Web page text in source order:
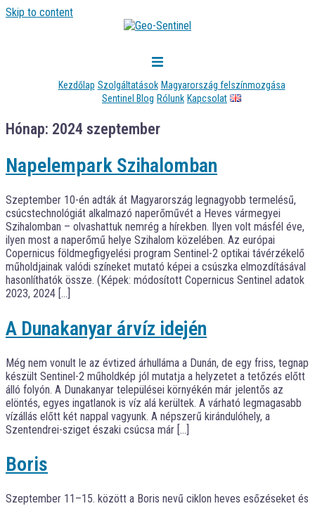
Skip to content
Kezdőlap Szolgáltatások Magyarország felszínmozgása
Sentinel Blog Rólunk Kapcsolat
Hónap: 2024 szeptember
Napelempark Szihalomban
Szeptember 10-én adták át Magyarország legnagyobb termelésű,
csúcstechnológiát alkalmazó naperőművét a Heves vármegyei
Szihalomban – olvashattuk nemrég a hírekben. Ilyen volt másfél éve,
ilyen most a naperőmű helye Szihalom közelében. Az európai
Copernicus földmegfigyelési program Sentinel-2 optikai távérzékelő
műholdjainak valódi színeket mutató képei a csúszka elmozdításával
hasonlíthatók össze. (Képek: módosított Copernicus Sentinel adatok
2023, 2024 […]
A Dunakanyar árvíz idején
Még nem vonult le az évtized árhulláma a Dunán, de egy friss, tegnap
készült Sentinel-2 műholdkép jól mutatja a helyzetet a tetőzés előtt
álló folyón. A Dunakanyar települései környékén már jelentős az
elöntés, egyes ingatlanok is víz alá kerültek. A várható legmagasabb
vízállás előtt két nappal vagyunk. A népszerű kirándulóhely, a
Szentendrei-sziget északi csúcsa már […]
Boris
Szeptember 11–15. között a Boris nevű ciklon heves esőzéseket és